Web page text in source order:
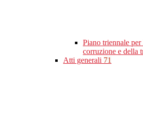
Piano triennale
corruzione e della
Atti generali 71